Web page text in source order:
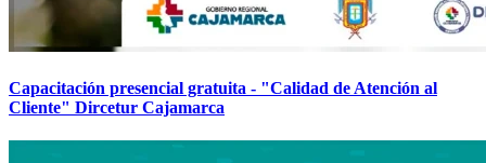
Capacitación presencial gratuita - "Calidad de Atención al
Cliente" Dircetur Cajamarca